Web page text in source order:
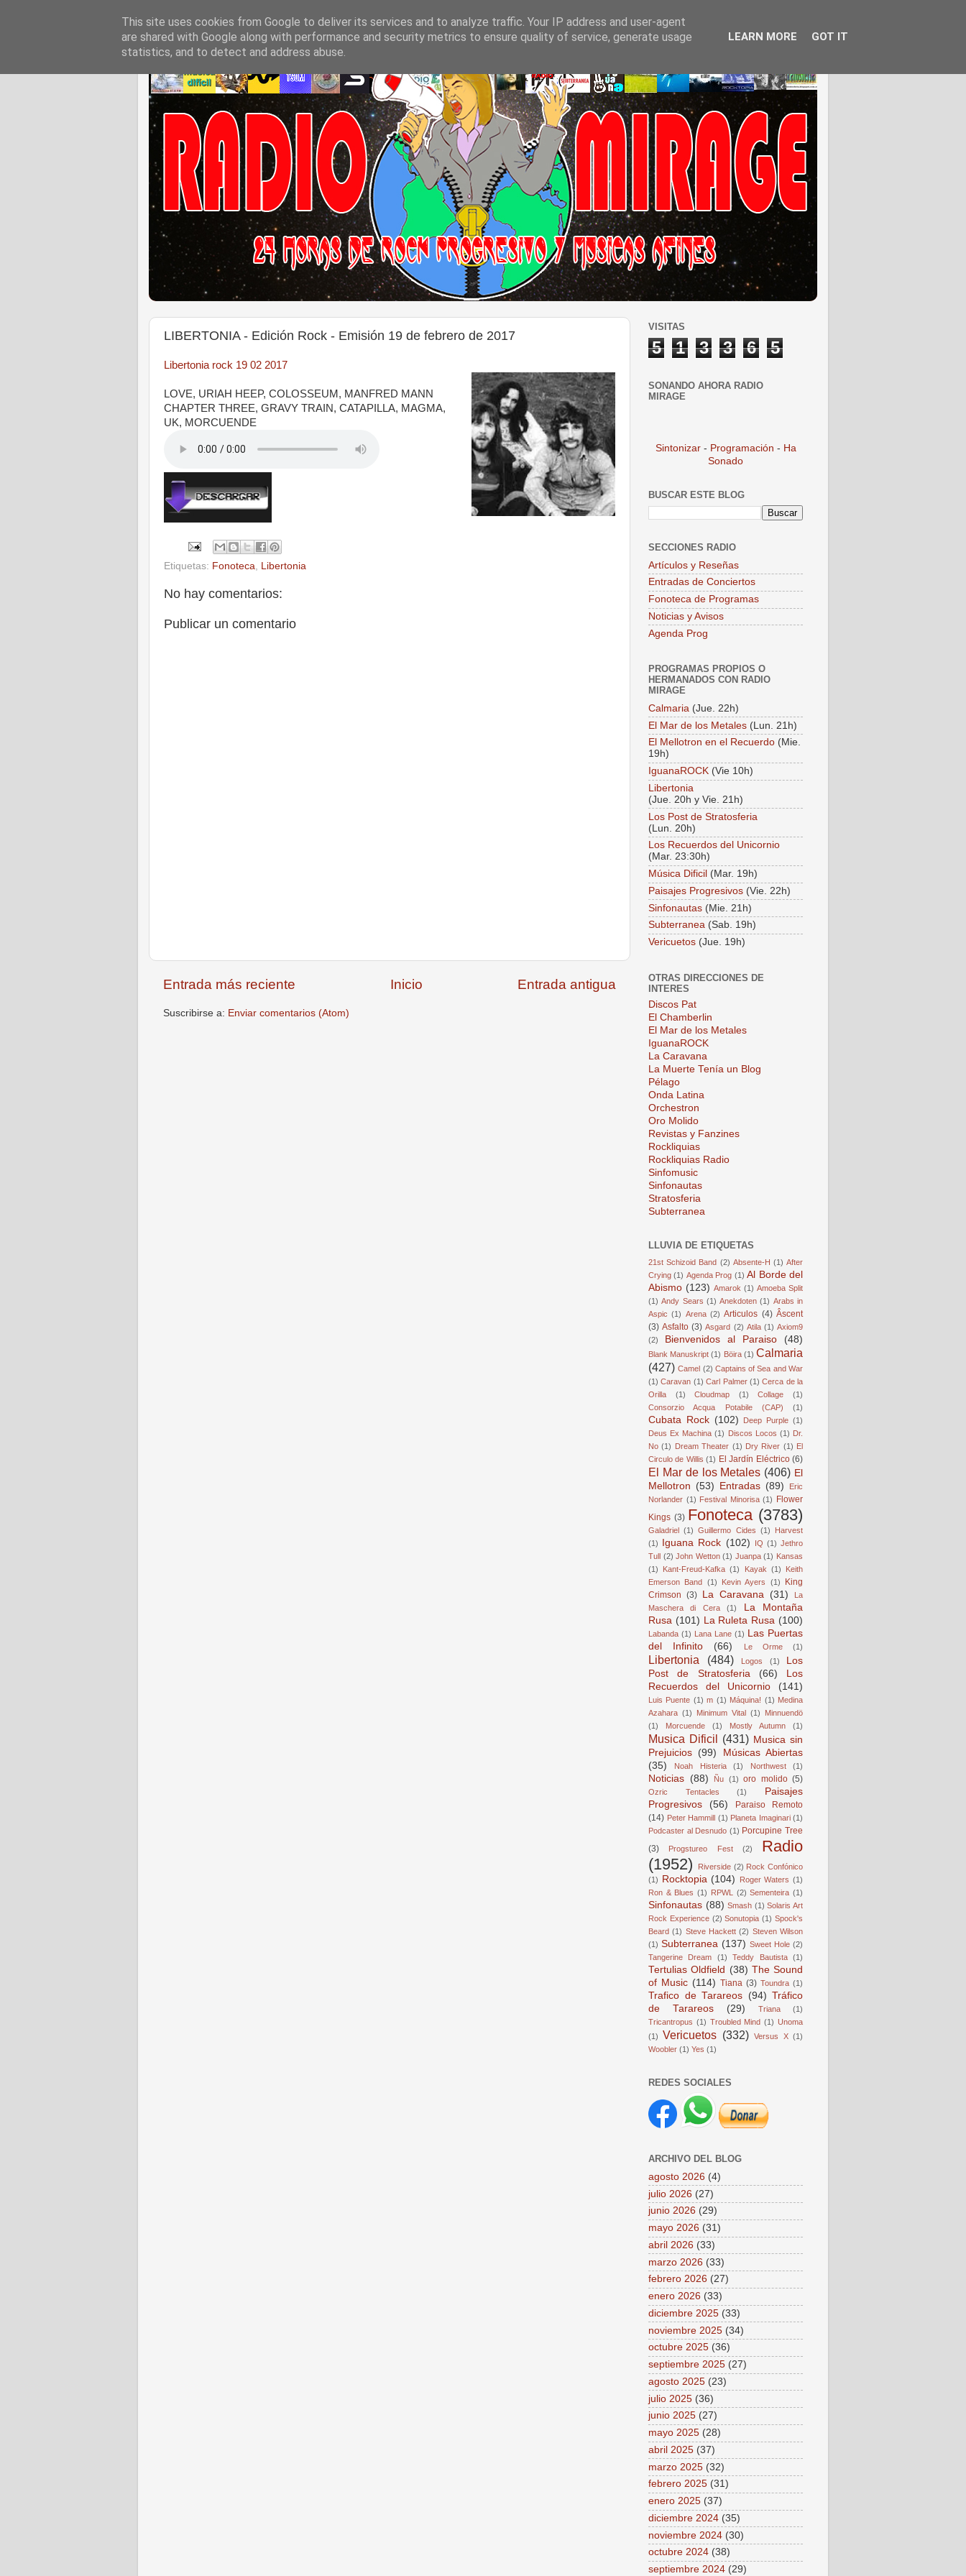
LIBERTONIA - Edición Rock - Emisión 19 de febrero de 2017
Libertonia rock 19 02 2017
LOVE, URIAH HEEP, COLOSSEUM, MANFRED MANN
CHAPTER THREE, GRAVY TRAIN, CATAPILLA, MAGMA,
UK, MORCUENDE
Etiquetas: Fonoteca, Libertonia
No hay comentarios:
Publicar un comentario
Entrada más reciente Entrada antigua
Inicio
Suscribirse a: Enviar comentarios (Atom)
VISITAS
5 1 3 3 6 5
SONANDO AHORA RADIO
MIRAGE
Sintonizar - Programación - Ha
Sonado
BUSCAR ESTE BLOG
SECCIONES RADIO
Artículos y Reseñas
Entradas de Conciertos
Fonoteca de Programas
Noticias y Avisos
Agenda Prog
PROGRAMAS PROPIOS O
HERMANADOS CON RADIO
MIRAGE
Calmaria (Jue. 22h)
El Mar de los Metales (Lun. 21h)
El Mellotron en el Recuerdo (Mie.
19h)
IguanaROCK (Vie 10h)
Libertonia
(Jue. 20h y Vie. 21h)
Los Post de Stratosferia
(Lun. 20h)
Los Recuerdos del Unicornio
(Mar. 23:30h)
Música Dificil (Mar. 19h)
Paisajes Progresivos (Vie. 22h)
Sinfonautas (Mie. 21h)
Subterranea (Sab. 19h)
Vericuetos (Jue. 19h)
OTRAS DIRECCIONES DE
INTERES
Discos Pat
El Chamberlin
El Mar de los Metales
IguanaROCK
La Caravana
La Muerte Tenía un Blog
Pélago
Onda Latina
Orchestron
Oro Molido
Revistas y Fanzines
Rockliquias
Rockliquias Radio
Sinfomusic
Sinfonautas
Stratosferia
Subterranea
LLUVIA DE ETIQUETAS
21st Schizoid Band (2) Absente-H (1) After
Crying (1) Agenda Prog (1) Al Borde del
Abismo (123) Amarok (1) Amoeba Split
(1) Andy Sears (1) Anekdoten (1) Arabs in
Aspic (1) Arena (2) Articulos (4) Âscent
(3) Asfalto (3) Asgard (2) Atila (1) Axiom9
(2)
Bienvenidos al Paraiso (48)
Blank Manuskript (1) Böira (1) Calmaria
(427) Camel (2) Captains of Sea and War
(1) Caravan (1) Carl Palmer (1) Cerca de la
Orilla
(1) Cloudmap (1) Collage
(1)
Consorzio Acqua Potabile (CAP)
(1)
Cubata Rock (102) Deep Purple (1)
Deus Ex Machina (1) Discos Locos (1) Dr.
No (1) Dream Theater (1) Dry River (1) El
Circulo de Willis (1) El Jardín Eléctrico (6)
El Mar de los Metales (406) El
Mellotron (53) Entradas (89)
Eric
Norlander (1) Festival Minorisa (1) Flower
Kings (3) Fonoteca (3783)
Galadriel (1) Guillermo Cides (1)
Harvest
(1) Iguana Rock (102) IQ (1) Jethro
Tull (2) John Wetton (1) Juanpa (1) Kansas
(1)
Kant-Freud-Kafka (1) Kayak (1)
Keith
Emerson Band (1) Kevin Ayers (1)
King
Crimson (3) La Caravana (31)
La
Maschera di Cera
(1)
La Montaña
Rusa (101) La Ruleta Rusa (100)
Labanda (1) Lana Lane (1) Las Puertas
del Infinito
(66) Le Orme (1)
Libertonia (484) Logos (1)
Los
Post de Stratosferia
(66)
Los
Recuerdos del Unicornio
(141)
Luis Puente (1) m (1) Máquina! (1) Medina
Azahara (1) Minimum Vital (1)
Minnuendö
(1)
Morcuende (1) Mostly Autumn (1)
Musica Dificil (431) Musica sin
Prejuicios (99)
Músicas Abiertas
(35)
Noah Histeria (1) Northwest (1)
Noticias (88) Ñu (1) oro molido (5)
Ozric Tentacles (1)
Paisajes
Progresivos
(56)
Paraiso Remoto
(14) Peter Hammill (1) Planeta Imaginari (1)
Podcaster al Desnudo (1) Porcupine Tree
(3)
Progstureo Fest (2)
Radio
(1952)
Riverside (2) Rock Confónico
(1) Rocktopia (104) Roger Waters (1)
Ron & Blues (1) RPWL (2) Sementeira (1)
Sinfonautas (88) Smash (1) Solaris Art
Rock Experience (2) Sonutopia (1) Spock's
Beard (1) Steve Hackett (2) Steven Wilson
(1) Subterranea (137) Sweet Hole (2)
Tangerine Dream
(1) Teddy Bautista (1)
Tertulias Oldfield (38) The Sound
of Music (114) Tiana (3) Toundra (1)
Trafico de Tarareos (94) Tráfico
de Tarareos
(29) Triana
(1)
Tricantropus (1) Troubled Mind (1) Unoma
(1)
Vericuetos (332) Versus X (1)
Woobler (1) Yes (1)
REDES SOCIALES
ARCHIVO DEL BLOG
agosto 2026 (4)
julio 2026 (27)
junio 2026 (29)
mayo 2026 (31)
abril 2026 (33)
marzo 2026 (33)
febrero 2026 (27)
enero 2026 (33)
diciembre 2025 (33)
noviembre 2025 (34)
octubre 2025 (36)
septiembre 2025 (27)
agosto 2025 (23)
julio 2025 (36)
junio 2025 (27)
mayo 2025 (28)
abril 2025 (37)
marzo 2025 (32)
febrero 2025 (31)
enero 2025 (37)
diciembre 2024 (35)
noviembre 2024 (30)
octubre 2024 (38)
septiembre 2024 (29)
This site uses cookies from Google to deliver its services and to analyze traffic. Your IP address and user-agent
are shared with Google along with performance and security metrics to ensure quality of service, generate usage
statistics, and to detect and address abuse.
LEARN MORE GOT IT